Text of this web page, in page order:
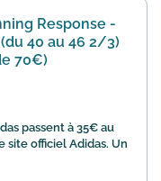
Response -
40 au 46 2/3)
70€)
passent à 35€ au
site officiel Adidas. Un